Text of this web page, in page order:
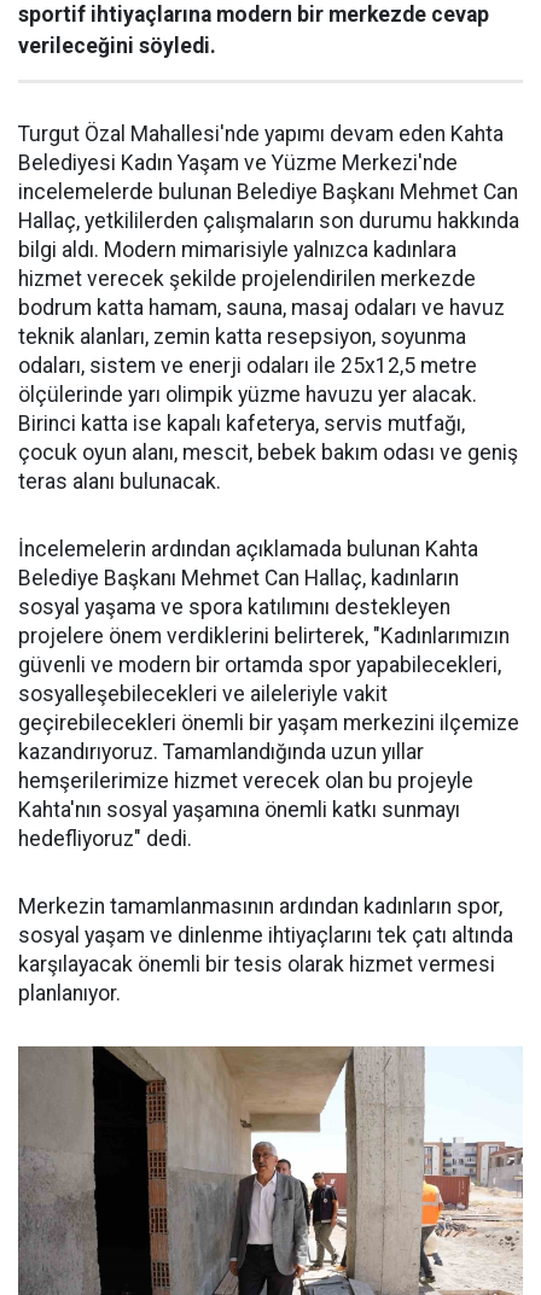
sportif ihtiyaçlarına modern bir merkezde cevap
verileceğini söyledi.
Turgut Özal Mahallesi'nde yapımı devam eden Kahta
Belediyesi Kadın Yaşam ve Yüzme Merkezi'nde
incelemelerde bulunan Belediye Başkanı Mehmet Can
Hallaç, yetkililerden çalışmaların son durumu hakkında
bilgi aldı. Modern mimarisiyle yalnızca kadınlara
hizmet verecek şekilde projelendirilen merkezde
bodrum katta hamam, sauna, masaj odaları ve havuz
teknik alanları, zemin katta resepsiyon, soyunma
odaları, sistem ve enerji odaları ile 25x12,5 metre
ölçülerinde yarı olimpik yüzme havuzu yer alacak.
Birinci katta ise kapalı kafeterya, servis mutfağı,
çocuk oyun alanı, mescit, bebek bakım odası ve geniş
teras alanı bulunacak.
İncelemelerin ardından açıklamada bulunan Kahta
Belediye Başkanı Mehmet Can Hallaç, kadınların
sosyal yaşama ve spora katılımını destekleyen
projelere önem verdiklerini belirterek, "Kadınlarımızın
güvenli ve modern bir ortamda spor yapabilecekleri,
sosyalleşebilecekleri ve aileleriyle vakit
geçirebilecekleri önemli bir yaşam merkezini ilçemize
kazandırıyoruz. Tamamlandığında uzun yıllar
hemşerilerimize hizmet verecek olan bu projeyle
Kahta'nın sosyal yaşamına önemli katkı sunmayı
hedefliyoruz" dedi.
Merkezin tamamlanmasının ardından kadınların spor,
sosyal yaşam ve dinlenme ihtiyaçlarını tek çatı altında
karşılayacak önemli bir tesis olarak hizmet vermesi
planlanıyor.